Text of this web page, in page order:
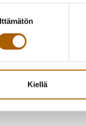
Kiellä